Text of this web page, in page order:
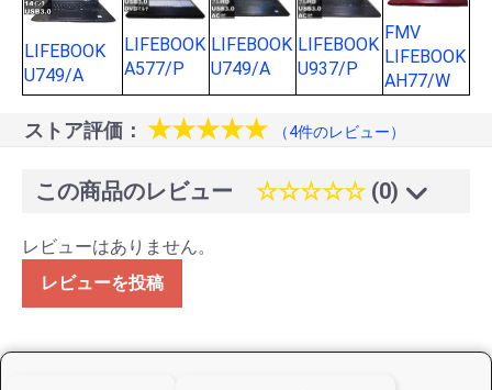
LIFEBOOK
U749/A
LIFEBOOK
A577/P
LIFEBOOK
U749/A
LIFEBOOK
U937/P
FMV
LIFEBOOK
AH77/W
ストア評価： ★★★★★ （4件のレビュー）
この商品のレビュー ☆☆☆☆☆ (0)
レビューはありません。
レビューを投稿